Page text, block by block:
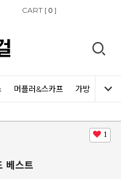
CART [0 ]
머플러&스카프 가방 신발
1
베스트